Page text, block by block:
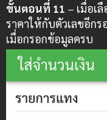
ขั้นตอนที่ 11 – เมื่อเ
ราคาให้กับตัวเลขอีก
เมื่อกรอกข้อมูลครบ